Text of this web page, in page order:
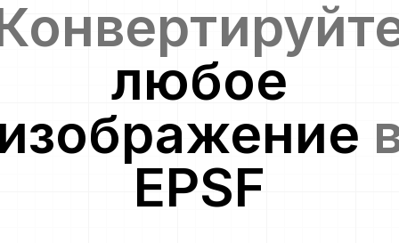
любое
EPSF